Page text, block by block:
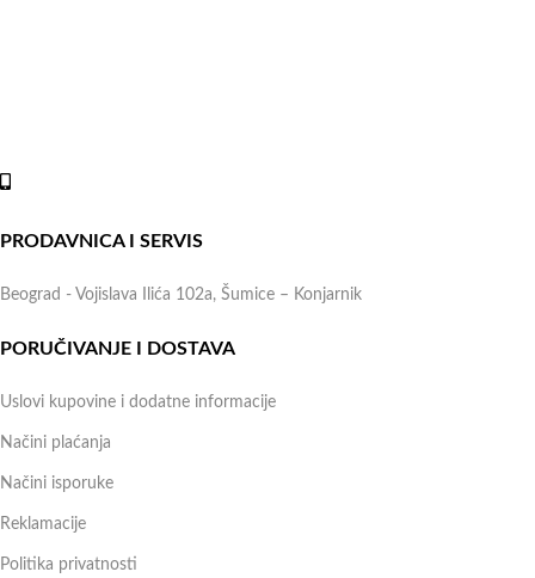
+381 (69) 767-202
PRODAVNICA I SERVIS
Beograd - Vojislava Ilića 102a, Šumice – Konjarnik
PORUČIVANJE I DOSTAVA
Uslovi kupovine i dodatne informacije
Načini plaćanja
Načini isporuke
Reklamacije
Politika privatnosti